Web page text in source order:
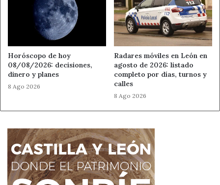
Horóscopo de hoy
08/08/2026: decisiones,
dinero y planes
8 Ago 2026
Radares móviles en León en
agosto de 2026: listado
completo por días, turnos y
calles
8 Ago 2026